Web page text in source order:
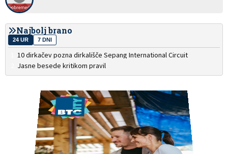
Neobremenjen
Najbolj brano
24 UR 7 DNI
10 dirkačev pozna dirkališče Sepang International Circuit
Jasne besede kritikom pravil